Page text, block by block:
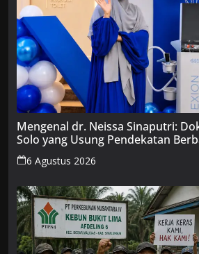
Mengenal dr. Neissa Sinaputri:
Solo yang Usung Pendekatan
Edukasi
6 Agustus 2026